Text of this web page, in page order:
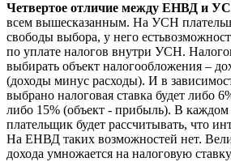
Четвертое отличие между ЕНВД и
всем вышесказанным. На УСН
свободы выбора, у него
по уплате налогов внутри УСН.
выбирать объект налогообложения –
(доходы минус расходы). И в
выбрано налоговая ставка будет либо
либо 15% (объект - прибыль). В каждом
плательщик будет рассчитывать, что
На ЕНВД таких возможностей нет.
дохода умножается на налоговую